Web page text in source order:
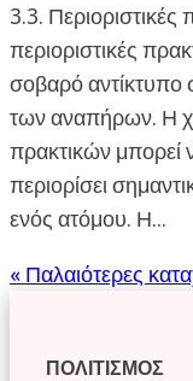
3.3.
περιοριστικές
σοβαρό αντίκτυπο
των αναπήρων. Η
πρακτικών μπορεί
περιορίσει
ενός ατόμου. Η...
« Παλαιότερες
ΠΟΛΙΤΙΣΜΟΣ